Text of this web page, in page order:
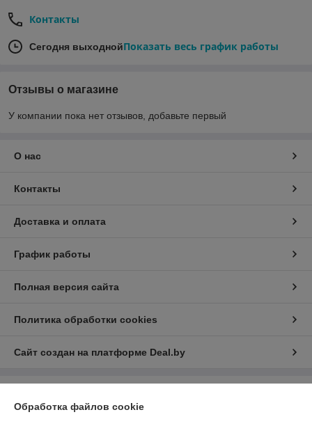
Контакты
Сегодня выходнойПоказать весь график работы
Отзывы о магазине
У компании пока нет отзывов, добавьте первый
О нас
Контакты
Доставка и оплата
График работы
Полная версия сайта
Политика обработки cookies
Сайт создан на платформе Deal.by
Обработка файлов cookie